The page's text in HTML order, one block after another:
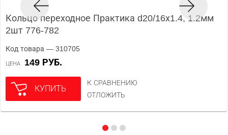
Кольцо переходное Практика d20/16х1.4, 1.2мм
2шт 776-782
Код товара — 310705
ЦЕНА 149 РУБ.
КУПИТЬ
К СРАВНЕНИЮ
ОТЛОЖИТЬ